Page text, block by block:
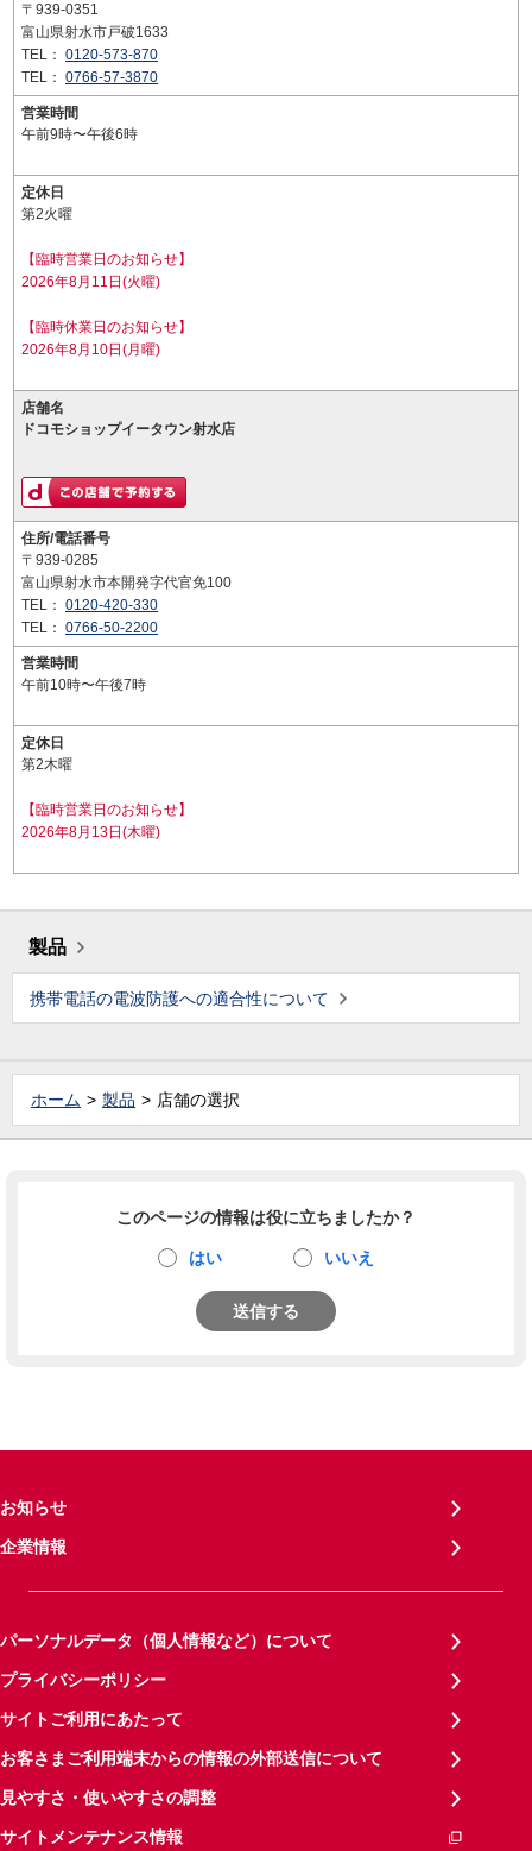
〒939-0351
富山県射水市戸破1633
TEL： 0120-573-870
TEL： 0766-57-3870
営業時間
午前9時〜午後6時
定休日
第2火曜
【臨時営業日のお知らせ】
2026年8月11日(火曜)
【臨時休業日のお知らせ】
2026年8月10日(月曜)
店舗名
ドコモショップイータウン射水店
住所/電話番号
〒939-0285
富山県射水市本開発字代官免100
TEL： 0120-420-330
TEL： 0766-50-2200
営業時間
午前10時〜午後7時
定休日
第2木曜
【臨時営業日のお知らせ】
2026年8月13日(木曜)
製品
携帯電話の電波防護への適合性について
ホーム 製品 店舗の選択
このページの情報は役に立ちましたか？
はい いいえ
送信する
お知らせ
企業情報
パーソナルデータ（個人情報など）について
プライバシーポリシー
サイトご利用にあたって
お客さまご利用端末からの情報の外部送信について
見やすさ・使いやすさの調整
サイトメンテナンス情報